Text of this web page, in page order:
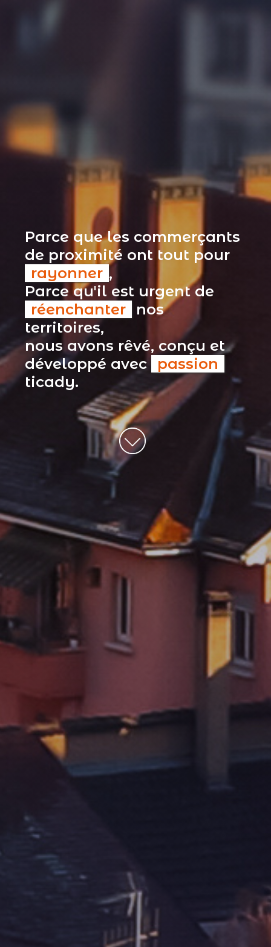
Parce que les commerçants
de proximité ont tout pour
rayonner ,
Parce qu'il est urgent de
réenchanter
nos
territoires,
nous avons rêvé, conçu et
développé avec passion
ticady.